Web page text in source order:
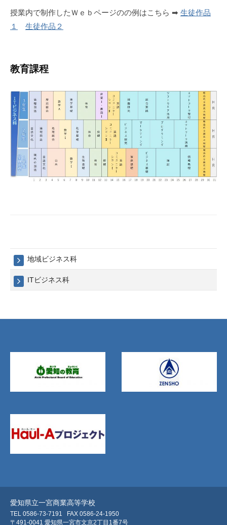
授業内で制作したＷｅｂページのの例はこちら ➡ 生徒作品
１
生徒作品２
教育課程
地域ビジネス科
ITビジネス科
愛知県立一宮商業高等学校
TEL 0586-73-7191
FAX 0586-24-1950
〒491-0041 愛知県一宮市文京2丁目1番7号